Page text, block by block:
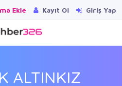
Ekle Kayıt Ol Giriş Yap
ALTINKIZ